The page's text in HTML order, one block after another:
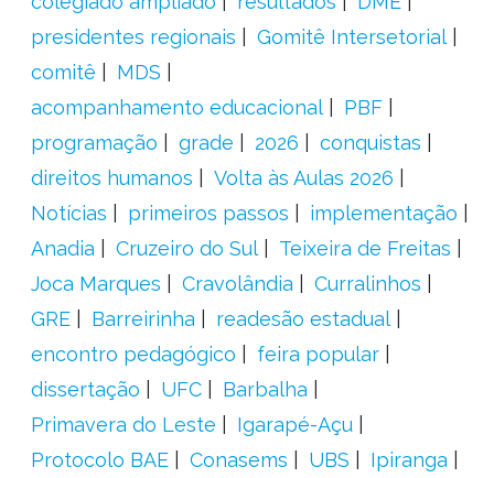
presidentes regionais
Gomitê Intersetorial
comitê
MDS
acompanhamento educacional
PBF
programação
grade 2026
conquistas
direitos humanos
Volta às Aulas 2026
Notícias
primeiros passos
implementação
Anadia
Cruzeiro do Sul
Teixeira de Freitas
Joca Marques
Cravolândia
Curralinhos
GRE
Barreirinha
readesão estadual
encontro pedagógico
feira popular
dissertação
UFC
Barbalha
Primavera do Leste
Igarapé-Açu
Protocolo BAE
Conasems UBS
Ipiranga